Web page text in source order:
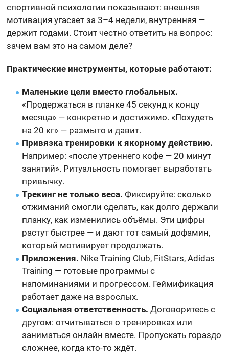
спортивной психологии показывают: внешняя
мотивация угасает за 3–4 недели, внутренняя —
держит годами. Стоит честно ответить на вопрос:
зачем вам это на самом деле?
Практические инструменты, которые работают:
Маленькие цели вместо глобальных.
«Продержаться в планке 45 секунд к концу
месяца» — конкретно и достижимо. «Похудеть
на 20 кг» — размыто и давит.
Привязка тренировки к якорному действию.
Например: «после утреннего кофе — 20 минут
занятий». Ритуальность помогает выработать
привычку.
Трекинг не только веса. Фиксируйте: сколько
отжиманий смогли сделать, как долго держали
планку, как изменились объёмы. Эти цифры
растут быстрее — и дают тот самый дофамин,
который мотивирует продолжать.
Приложения. Nike Training Club, FitStars, Adidas
Training — готовые программы с
напоминаниями и прогрессом. Геймификация
работает даже на взрослых.
Социальная ответственность. Договоритесь с
другом: отчитываться о тренировках или
заниматься онлайн вместе. Пропускать гораздо
сложнее, когда кто-то ждёт.